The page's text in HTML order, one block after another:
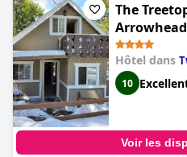
The
Hôtel dans
10
Voir les